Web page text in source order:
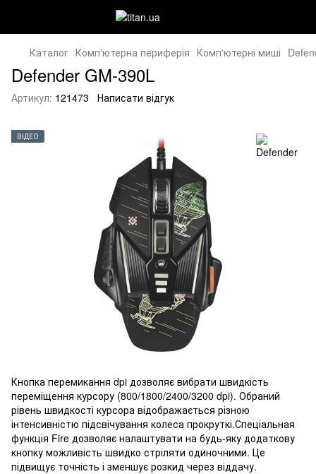
Каталог Комп'ютерна периферія Комп'ютерні миші
Defender GM-390L
Артикул: 121473 Написати відгук
ВІДЕО
Кнопка перемикання dpi дозволяє вибрати швидкість
переміщення курсору (800/1800/2400/3200 dpi). Обраний
рівень швидкості курсора відображається різною
інтенсивністю підсвічування колеса прокруткі.Спеціальная
функція Fire дозволяє налаштувати на будь-яку додаткову
кнопку можливість швидко стріляти одиночними. Це
підвищує точність і зменшує розкид через віддачу.